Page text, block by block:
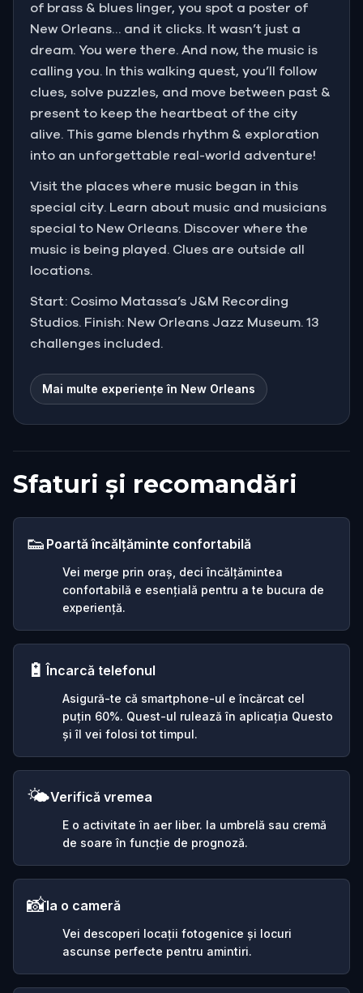
of brass & blues linger, you spot a poster of
New Orleans… and it clicks. It wasn’t just a
dream. You were there. And now, the music is
calling you. In this walking quest, you’ll follow
clues, solve puzzles, and move between past &
present to keep the heartbeat of the city
alive. This game blends rhythm & exploration
into an unforgettable real-world adventure!
Visit the places where music began in this
special city. Learn about music and musicians
special to New Orleans. Discover where the
music is being played. Clues are outside all
locations.
Start: Cosimo Matassa’s J&M Recording
Studios. Finish: New Orleans Jazz Museum. 13
challenges included.
Mai multe experiențe în New Orleans
Sfaturi și recomandări
👟 Poartă încălțăminte confortabilă
Vei merge prin oraș, deci încălțămintea
confortabilă e esențială pentru a te bucura de
experiență.
🔋Încarcă telefonul
Asigură-te că smartphone-ul e încărcat cel
puțin 60%. Quest-ul rulează în aplicația Questo
și îl vei folosi tot timpul.
🌤️Verifică vremea
E o activitate în aer liber. Ia umbrelă sau cremă
de soare în funcție de prognoză.
📸Ia o cameră
Vei descoperi locații fotogenice și locuri
ascunse perfecte pentru amintiri.